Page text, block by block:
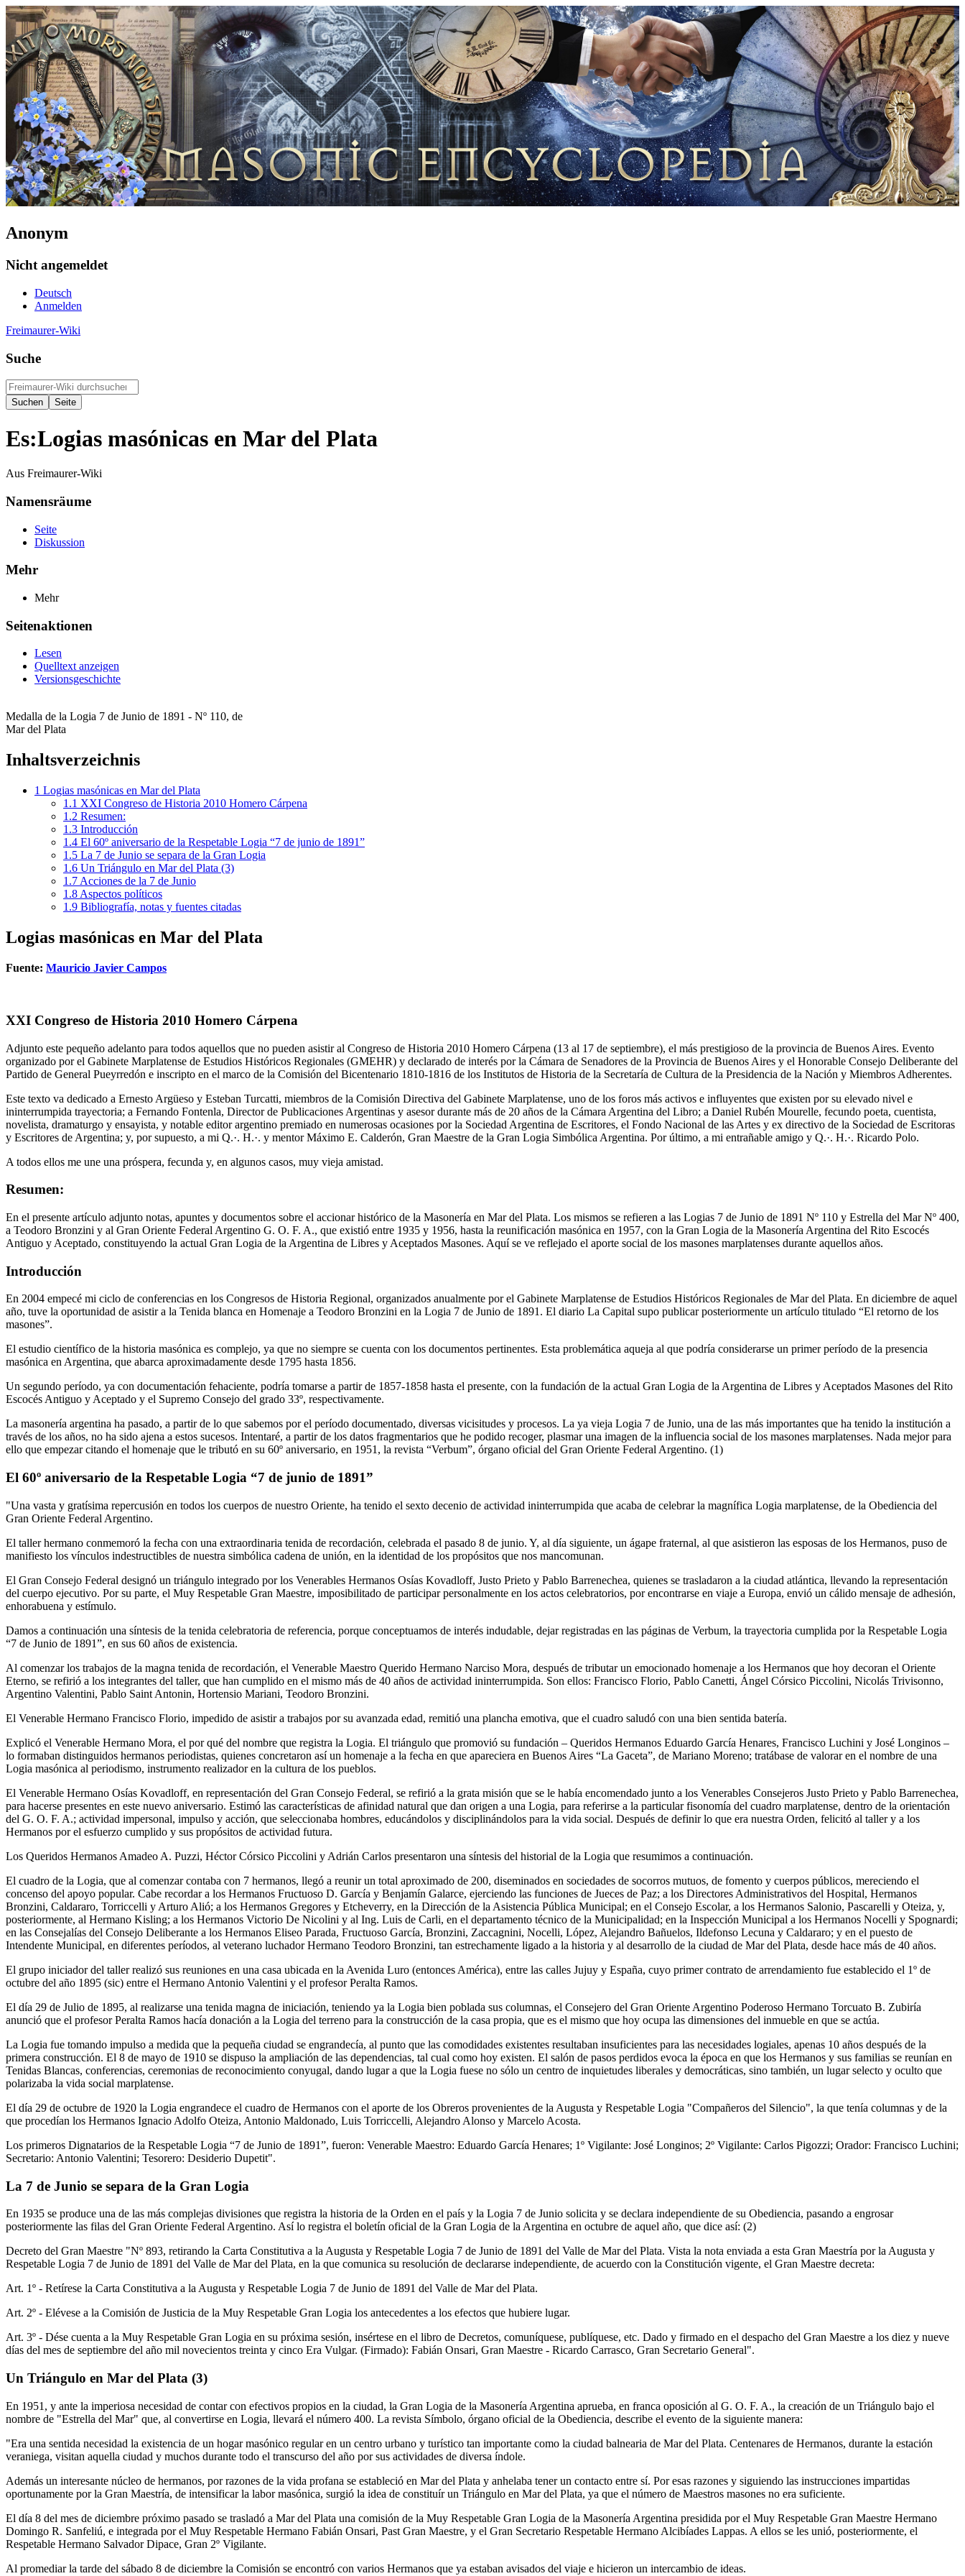
Anonym
Nicht angemeldet
Deutsch
Anmelden
Freimaurer-Wiki
Suche
Es:Logias masónicas en Mar del Plata
Aus Freimaurer-Wiki
Namensräume
Seite
Diskussion
Mehr
Mehr
Seitenaktionen
Lesen
Quelltext anzeigen
Versionsgeschichte
Medalla de la Logia 7 de Junio de 1891 - Nº 110, de
Mar del Plata
Inhaltsverzeichnis
1 Logias masónicas en Mar del Plata
1.1 XXI Congreso de Historia 2010 Homero Cárpena
1.2 Resumen:
1.3 Introducción
1.4 El 60º aniversario de la Respetable Logia “7 de junio de 1891”
1.5 La 7 de Junio se separa de la Gran Logia
1.6 Un Triángulo en Mar del Plata (3)
1.7 Acciones de la 7 de Junio
1.8 Aspectos políticos
1.9 Bibliografía, notas y fuentes citadas
Logias masónicas en Mar del Plata
Fuente: Mauricio Javier Campos
XXI Congreso de Historia 2010 Homero Cárpena
Adjunto este pequeño adelanto para todos aquellos que no pueden asistir al Congreso de Historia 2010 Homero Cárpena (13 al 17 de septiembre), el más prestigioso de la provincia de Buenos Aires. Evento
organizado por el Gabinete Marplatense de Estudios Históricos Regionales (GMEHR) y declarado de interés por la Cámara de Senadores de la Provincia de Buenos Aires y el Honorable Consejo Deliberante del
Partido de General Pueyrredón e inscripto en el marco de la Comisión del Bicentenario 1810-1816 de los Institutos de Historia de la Secretaría de Cultura de la Presidencia de la Nación y Miembros Adherentes.
Este texto va dedicado a Ernesto Argüeso y Esteban Turcatti, miembros de la Comisión Directiva del Gabinete Marplatense, uno de los foros más activos e influyentes que existen por su elevado nivel e
ininterrumpida trayectoria; a Fernando Fontenla, Director de Publicaciones Argentinas y asesor durante más de 20 años de la Cámara Argentina del Libro; a Daniel Rubén Mourelle, fecundo poeta, cuentista,
novelista, dramaturgo y ensayista, y notable editor argentino premiado en numerosas ocasiones por la Sociedad Argentina de Escritores, el Fondo Nacional de las Artes y ex directivo de la Sociedad de Escritoras
y Escritores de Argentina; y, por supuesto, a mi Q.·. H.·. y mentor Máximo E. Calderón, Gran Maestre de la Gran Logia Simbólica Argentina. Por último, a mi entrañable amigo y Q.·. H.·. Ricardo Polo.
A todos ellos me une una próspera, fecunda y, en algunos casos, muy vieja amistad.
Resumen:
En el presente artículo adjunto notas, apuntes y documentos sobre el accionar histórico de la Masonería en Mar del Plata. Los mismos se refieren a las Logias 7 de Junio de 1891 Nº 110 y Estrella del Mar Nº 400,
a Teodoro Bronzini y al Gran Oriente Federal Argentino G. O. F. A., que existió entre 1935 y 1956, hasta la reunificación masónica en 1957, con la Gran Logia de la Masonería Argentina del Rito Escocés
Antiguo y Aceptado, constituyendo la actual Gran Logia de la Argentina de Libres y Aceptados Masones. Aquí se ve reflejado el aporte social de los masones marplatenses durante aquellos años.
Introducción
En 2004 empecé mi ciclo de conferencias en los Congresos de Historia Regional, organizados anualmente por el Gabinete Marplatense de Estudios Históricos Regionales de Mar del Plata. En diciembre de aquel
año, tuve la oportunidad de asistir a la Tenida blanca en Homenaje a Teodoro Bronzini en la Logia 7 de Junio de 1891. El diario La Capital supo publicar posteriormente un artículo titulado “El retorno de los
masones”.
El estudio científico de la historia masónica es complejo, ya que no siempre se cuenta con los documentos pertinentes. Esta problemática aqueja al que podría considerarse un primer período de la presencia
masónica en Argentina, que abarca aproximadamente desde 1795 hasta 1856.
Un segundo período, ya con documentación fehaciente, podría tomarse a partir de 1857-1858 hasta el presente, con la fundación de la actual Gran Logia de la Argentina de Libres y Aceptados Masones del Rito
Escocés Antiguo y Aceptado y el Supremo Consejo del grado 33º, respectivamente.
La masonería argentina ha pasado, a partir de lo que sabemos por el período documentado, diversas vicisitudes y procesos. La ya vieja Logia 7 de Junio, una de las más importantes que ha tenido la institución a
través de los años, no ha sido ajena a estos sucesos. Intentaré, a partir de los datos fragmentarios que he podido recoger, plasmar una imagen de la influencia social de los masones marplatenses. Nada mejor para
ello que empezar citando el homenaje que le tributó en su 60º aniversario, en 1951, la revista “Verbum”, órgano oficial del Gran Oriente Federal Argentino. (1)
El 60º aniversario de la Respetable Logia “7 de junio de 1891”
"Una vasta y gratísima repercusión en todos los cuerpos de nuestro Oriente, ha tenido el sexto decenio de actividad ininterrumpida que acaba de celebrar la magnífica Logia marplatense, de la Obediencia del
Gran Oriente Federal Argentino.
El taller hermano conmemoró la fecha con una extraordinaria tenida de recordación, celebrada el pasado 8 de junio. Y, al día siguiente, un ágape fraternal, al que asistieron las esposas de los Hermanos, puso de
manifiesto los vínculos indestructibles de nuestra simbólica cadena de unión, en la identidad de los propósitos que nos mancomunan.
El Gran Consejo Federal designó un triángulo integrado por los Venerables Hermanos Osías Kovadloff, Justo Prieto y Pablo Barrenechea, quienes se trasladaron a la ciudad atlántica, llevando la representación
del cuerpo ejecutivo. Por su parte, el Muy Respetable Gran Maestre, imposibilitado de participar personalmente en los actos celebratorios, por encontrarse en viaje a Europa, envió un cálido mensaje de adhesión,
enhorabuena y estímulo.
Damos a continuación una síntesis de la tenida celebratoria de referencia, porque conceptuamos de interés indudable, dejar registradas en las páginas de Verbum, la trayectoria cumplida por la Respetable Logia
“7 de Junio de 1891”, en sus 60 años de existencia.
Al comenzar los trabajos de la magna tenida de recordación, el Venerable Maestro Querido Hermano Narciso Mora, después de tributar un emocionado homenaje a los Hermanos que hoy decoran el Oriente
Eterno, se refirió a los integrantes del taller, que han cumplido en el mismo más de 40 años de actividad ininterrumpida. Son ellos: Francisco Florio, Pablo Canetti, Ángel Córsico Piccolini, Nicolás Trivisonno,
Argentino Valentini, Pablo Saint Antonin, Hortensio Mariani, Teodoro Bronzini.
El Venerable Hermano Francisco Florio, impedido de asistir a trabajos por su avanzada edad, remitió una plancha emotiva, que el cuadro saludó con una bien sentida batería.
Explicó el Venerable Hermano Mora, el por qué del nombre que registra la Logia. El triángulo que promovió su fundación – Queridos Hermanos Eduardo García Henares, Francisco Luchini y José Longinos –
lo formaban distinguidos hermanos periodistas, quienes concretaron así un homenaje a la fecha en que apareciera en Buenos Aires “La Gaceta”, de Mariano Moreno; tratábase de valorar en el nombre de una
Logia masónica al periodismo, instrumento realizador en la cultura de los pueblos.
El Venerable Hermano Osías Kovadloff, en representación del Gran Consejo Federal, se refirió a la grata misión que se le había encomendado junto a los Venerables Consejeros Justo Prieto y Pablo Barrenechea,
para hacerse presentes en este nuevo aniversario. Estimó las características de afinidad natural que dan origen a una Logia, para referirse a la particular fisonomía del cuadro marplatense, dentro de la orientación
del G. O. F. A.; actividad impersonal, impulso y acción, que seleccionaba hombres, educándolos y disciplinándolos para la vida social. Después de definir lo que era nuestra Orden, felicitó al taller y a los
Hermanos por el esfuerzo cumplido y sus propósitos de actividad futura.
Los Queridos Hermanos Amadeo A. Puzzi, Héctor Córsico Piccolini y Adrián Carlos presentaron una síntesis del historial de la Logia que resumimos a continuación.
El cuadro de la Logia, que al comenzar contaba con 7 hermanos, llegó a reunir un total aproximado de 200, diseminados en sociedades de socorros mutuos, de fomento y cuerpos públicos, mereciendo el
concenso del apoyo popular. Cabe recordar a los Hermanos Fructuoso D. García y Benjamín Galarce, ejerciendo las funciones de Jueces de Paz; a los Directores Administrativos del Hospital, Hermanos
Bronzini, Caldararo, Torriccelli y Arturo Alió; a los Hermanos Gregores y Etcheverry, en la Dirección de la Asistencia Pública Municipal; en el Consejo Escolar, a los Hermanos Salonio, Pascarelli y Oteiza, y,
posteriormente, al Hermano Kisling; a los Hermanos Victorio De Nicolini y al Ing. Luis de Carli, en el departamento técnico de la Municipalidad; en la Inspección Municipal a los Hermanos Nocelli y Spognardi;
en las Consejalías del Consejo Deliberante a los Hermanos Eliseo Parada, Fructuoso García, Bronzini, Zaccagnini, Nocelli, López, Alejandro Bañuelos, Ildefonso Lecuna y Caldararo; y en el puesto de
Intendente Municipal, en diferentes períodos, al veterano luchador Hermano Teodoro Bronzini, tan estrechamente ligado a la historia y al desarrollo de la ciudad de Mar del Plata, desde hace más de 40 años.
El grupo iniciador del taller realizó sus reuniones en una casa ubicada en la Avenida Luro (entonces América), entre las calles Jujuy y España, cuyo primer contrato de arrendamiento fue establecido el 1º de
octubre del año 1895 (sic) entre el Hermano Antonio Valentini y el profesor Peralta Ramos.
El día 29 de Julio de 1895, al realizarse una tenida magna de iniciación, teniendo ya la Logia bien poblada sus columnas, el Consejero del Gran Oriente Argentino Poderoso Hermano Torcuato B. Zubiría
anunció que el profesor Peralta Ramos hacía donación a la Logia del terreno para la construcción de la casa propia, que es el mismo que hoy ocupa las dimensiones del inmueble en que se actúa.
La Logia fue tomando impulso a medida que la pequeña ciudad se engrandecía, al punto que las comodidades existentes resultaban insuficientes para las necesidades logiales, apenas 10 años después de la
primera construcción. El 8 de mayo de 1910 se dispuso la ampliación de las dependencias, tal cual como hoy existen. El salón de pasos perdidos evoca la época en que los Hermanos y sus familias se reunían en
Tenidas Blancas, conferencias, ceremonias de reconocimiento conyugal, dando lugar a que la Logia fuese no sólo un centro de inquietudes liberales y democráticas, sino también, un lugar selecto y oculto que
polarizaba la vida social marplatense.
El día 29 de octubre de 1920 la Logia engrandece el cuadro de Hermanos con el aporte de los Obreros provenientes de la Augusta y Respetable Logia "Compañeros del Silencio", la que tenía columnas y de la
que procedían los Hermanos Ignacio Adolfo Oteiza, Antonio Maldonado, Luis Torriccelli, Alejandro Alonso y Marcelo Acosta.
Los primeros Dignatarios de la Respetable Logia “7 de Junio de 1891”, fueron: Venerable Maestro: Eduardo García Henares; 1º Vigilante: José Longinos; 2º Vigilante: Carlos Pigozzi; Orador: Francisco Luchini;
Secretario: Antonio Valentini; Tesorero: Desiderio Dupetit".
La 7 de Junio se separa de la Gran Logia
En 1935 se produce una de las más complejas divisiones que registra la historia de la Orden en el país y la Logia 7 de Junio solicita y se declara independiente de su Obediencia, pasando a engrosar
posteriormente las filas del Gran Oriente Federal Argentino. Así lo registra el boletín oficial de la Gran Logia de la Argentina en octubre de aquel año, que dice así: (2)
Decreto del Gran Maestre "Nº 893, retirando la Carta Constitutiva a la Augusta y Respetable Logia 7 de Junio de 1891 del Valle de Mar del Plata. Vista la nota enviada a esta Gran Maestría por la Augusta y
Respetable Logia 7 de Junio de 1891 del Valle de Mar del Plata, en la que comunica su resolución de declararse independiente, de acuerdo con la Constitución vigente, el Gran Maestre decreta:
Art. 1º - Retírese la Carta Constitutiva a la Augusta y Respetable Logia 7 de Junio de 1891 del Valle de Mar del Plata.
Art. 2º - Elévese a la Comisión de Justicia de la Muy Respetable Gran Logia los antecedentes a los efectos que hubiere lugar.
Art. 3º - Dése cuenta a la Muy Respetable Gran Logia en su próxima sesión, insértese en el libro de Decretos, comuníquese, publíquese, etc. Dado y firmado en el despacho del Gran Maestre a los diez y nueve
días del mes de septiembre del año mil novecientos treinta y cinco Era Vulgar. (Firmado): Fabián Onsari, Gran Maestre - Ricardo Carrasco, Gran Secretario General".
Un Triángulo en Mar del Plata (3)
En 1951, y ante la imperiosa necesidad de contar con efectivos propios en la ciudad, la Gran Logia de la Masonería Argentina aprueba, en franca oposición al G. O. F. A., la creación de un Triángulo bajo el
nombre de "Estrella del Mar" que, al convertirse en Logia, llevará el número 400. La revista Símbolo, órgano oficial de la Obediencia, describe el evento de la siguiente manera:
"Era una sentida necesidad la existencia de un hogar masónico regular en un centro urbano y turístico tan importante como la ciudad balnearia de Mar del Plata. Centenares de Hermanos, durante la estación
veraniega, visitan aquella ciudad y muchos durante todo el transcurso del año por sus actividades de diversa índole.
Además un interesante núcleo de hermanos, por razones de la vida profana se estableció en Mar del Plata y anhelaba tener un contacto entre sí. Por esas razones y siguiendo las instrucciones impartidas
oportunamente por la Gran Maestría, de intensificar la labor masónica, surgió la idea de constituír un Triángulo en Mar del Plata, ya que el número de Maestros masones no era suficiente.
El día 8 del mes de diciembre próximo pasado se trasladó a Mar del Plata una comisión de la Muy Respetable Gran Logia de la Masonería Argentina presidida por el Muy Respetable Gran Maestre Hermano
Domingo R. Sanfeliú, e integrada por el Muy Respetable Hermano Fabián Onsari, Past Gran Maestre, y el Gran Secretario Respetable Hermano Alcibíades Lappas. A ellos se les unió, posteriormente, el
Respetable Hermano Salvador Dipace, Gran 2º Vigilante.
Al promediar la tarde del sábado 8 de diciembre la Comisión se encontró con varios Hermanos que ya estaban avisados del viaje e hicieron un intercambio de ideas.